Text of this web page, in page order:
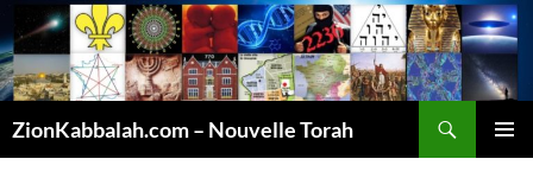
ZionKabbalah.com – Nouvelle Torah